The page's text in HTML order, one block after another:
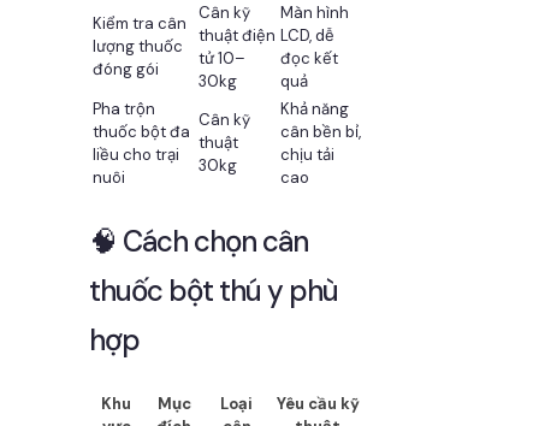
Kiểm tra cân
lượng thuốc
đóng gói
Cân kỹ
thuật điện
tử 10–
30kg
Màn hình
LCD, dễ
đọc kết
quả
Pha trộn
thuốc bột đa
liều cho trại
nuôi
Cân kỹ
thuật
30kg
Khả năng
cân bền bỉ,
chịu tải
cao
🧠 Cách chọn cân
thuốc bột thú y phù
hợp
Khu
Mục
Loại
Yêu cầu kỹ